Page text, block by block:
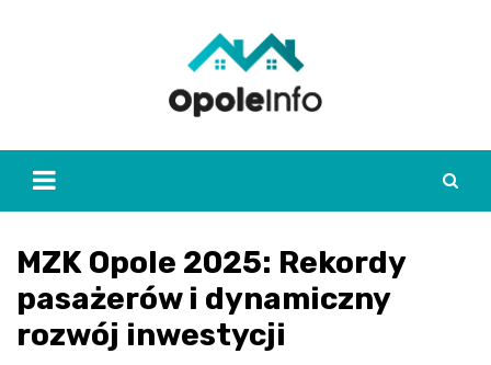
MZK Opole 2025: Rekordy
pasażerów i dynamiczny
rozwój inwestycji